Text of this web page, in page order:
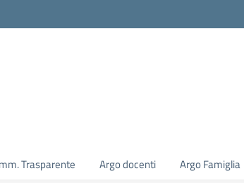
Trasparente Argo docenti Argo Famiglia